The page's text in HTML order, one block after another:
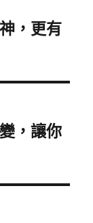
，更有
，讓你